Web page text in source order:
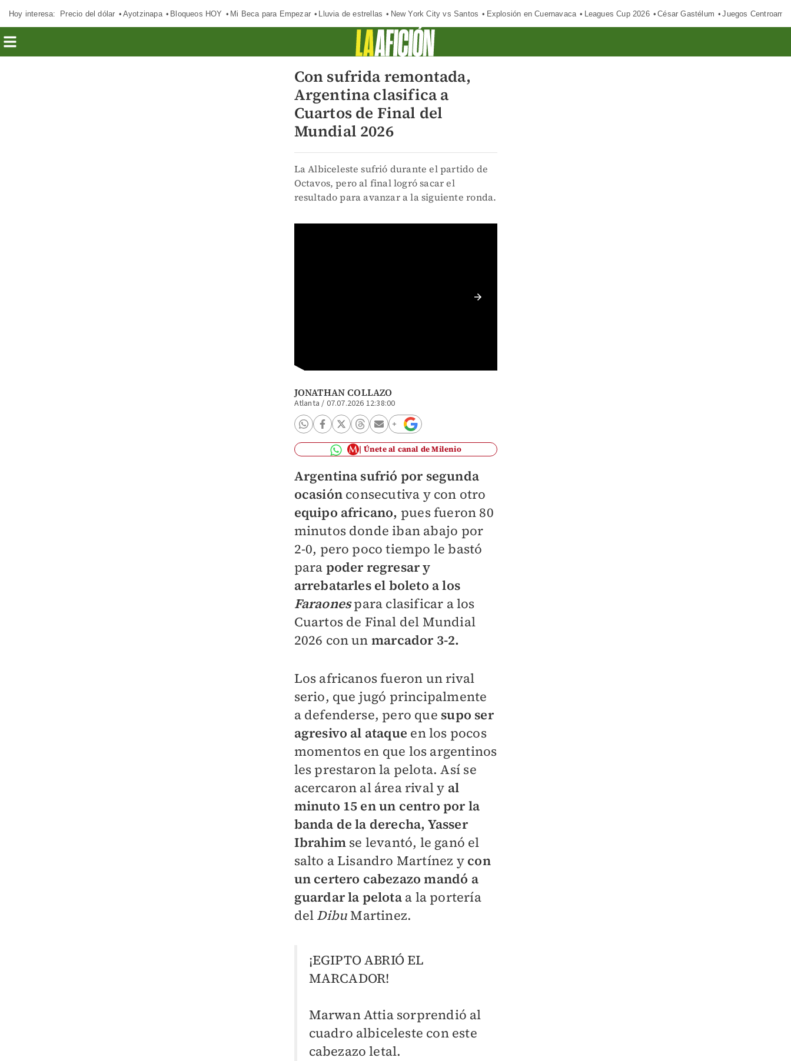
Hoy interesa: Precio del dólar Ayotzinapa Bloqueos HOY Mi Beca para Empezar Lluvia de estrellas New York City vs Santos Explosión en Cuernavaca Leagues Cup 2026 César Gastélum Juegos
Con sufrida remontada,
Argentina clasifica a
Cuartos de Final del
Mundial 2026
La Albiceleste sufrió durante el partido de
Octavos, pero al final logró sacar el
resultado para avanzar a la siguiente ronda.
JONATHAN COLLAZO
Atlanta / 07.07.2026 12:38:00
Únete al canal de Milenio
Argentina sufrió por segunda
ocasiónconsecutiva y con otro
equipo africano, pues fueron 80
minutos donde iban abajo por
2-0, pero poco tiempo le bastó
para poder regresar y
arrebatarles el boleto a los
Faraonespara clasificar a los
Cuartos de Final del Mundial
2026 con un marcador 3-2.
Los africanos fueron un rival
serio, que jugó principalmente
a defenderse, pero que supo ser
agresivo al ataque en los pocos
momentos en que los argentinos
les prestaron la pelota. Así se
acercaron al área rival y al
minuto 15 en un centro por la
banda de la derecha, Yasser
Ibrahimse levantó, le ganó el
salto a Lisandro Martínez y con
un certero cabezazo mandó a
guardar la pelota a la portería
del DibuMartinez.
¡EGIPTO ABRIÓ EL
MARCADOR!
Marwan Attia sorprendió al
cuadro albiceleste con este
cabezazo letal.